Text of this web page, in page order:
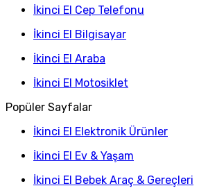
İkinci El Cep Telefonu
İkinci El Bilgisayar
İkinci El Araba
İkinci El Motosiklet
Popüler Sayfalar
İkinci El Elektronik Ürünler
İkinci El Ev & Yaşam
İkinci El Bebek Araç & Gereçleri